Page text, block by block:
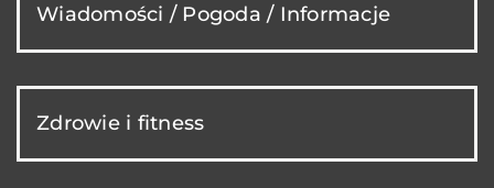
Wiadomości / Pogoda / Informacje
Zdrowie i fitness